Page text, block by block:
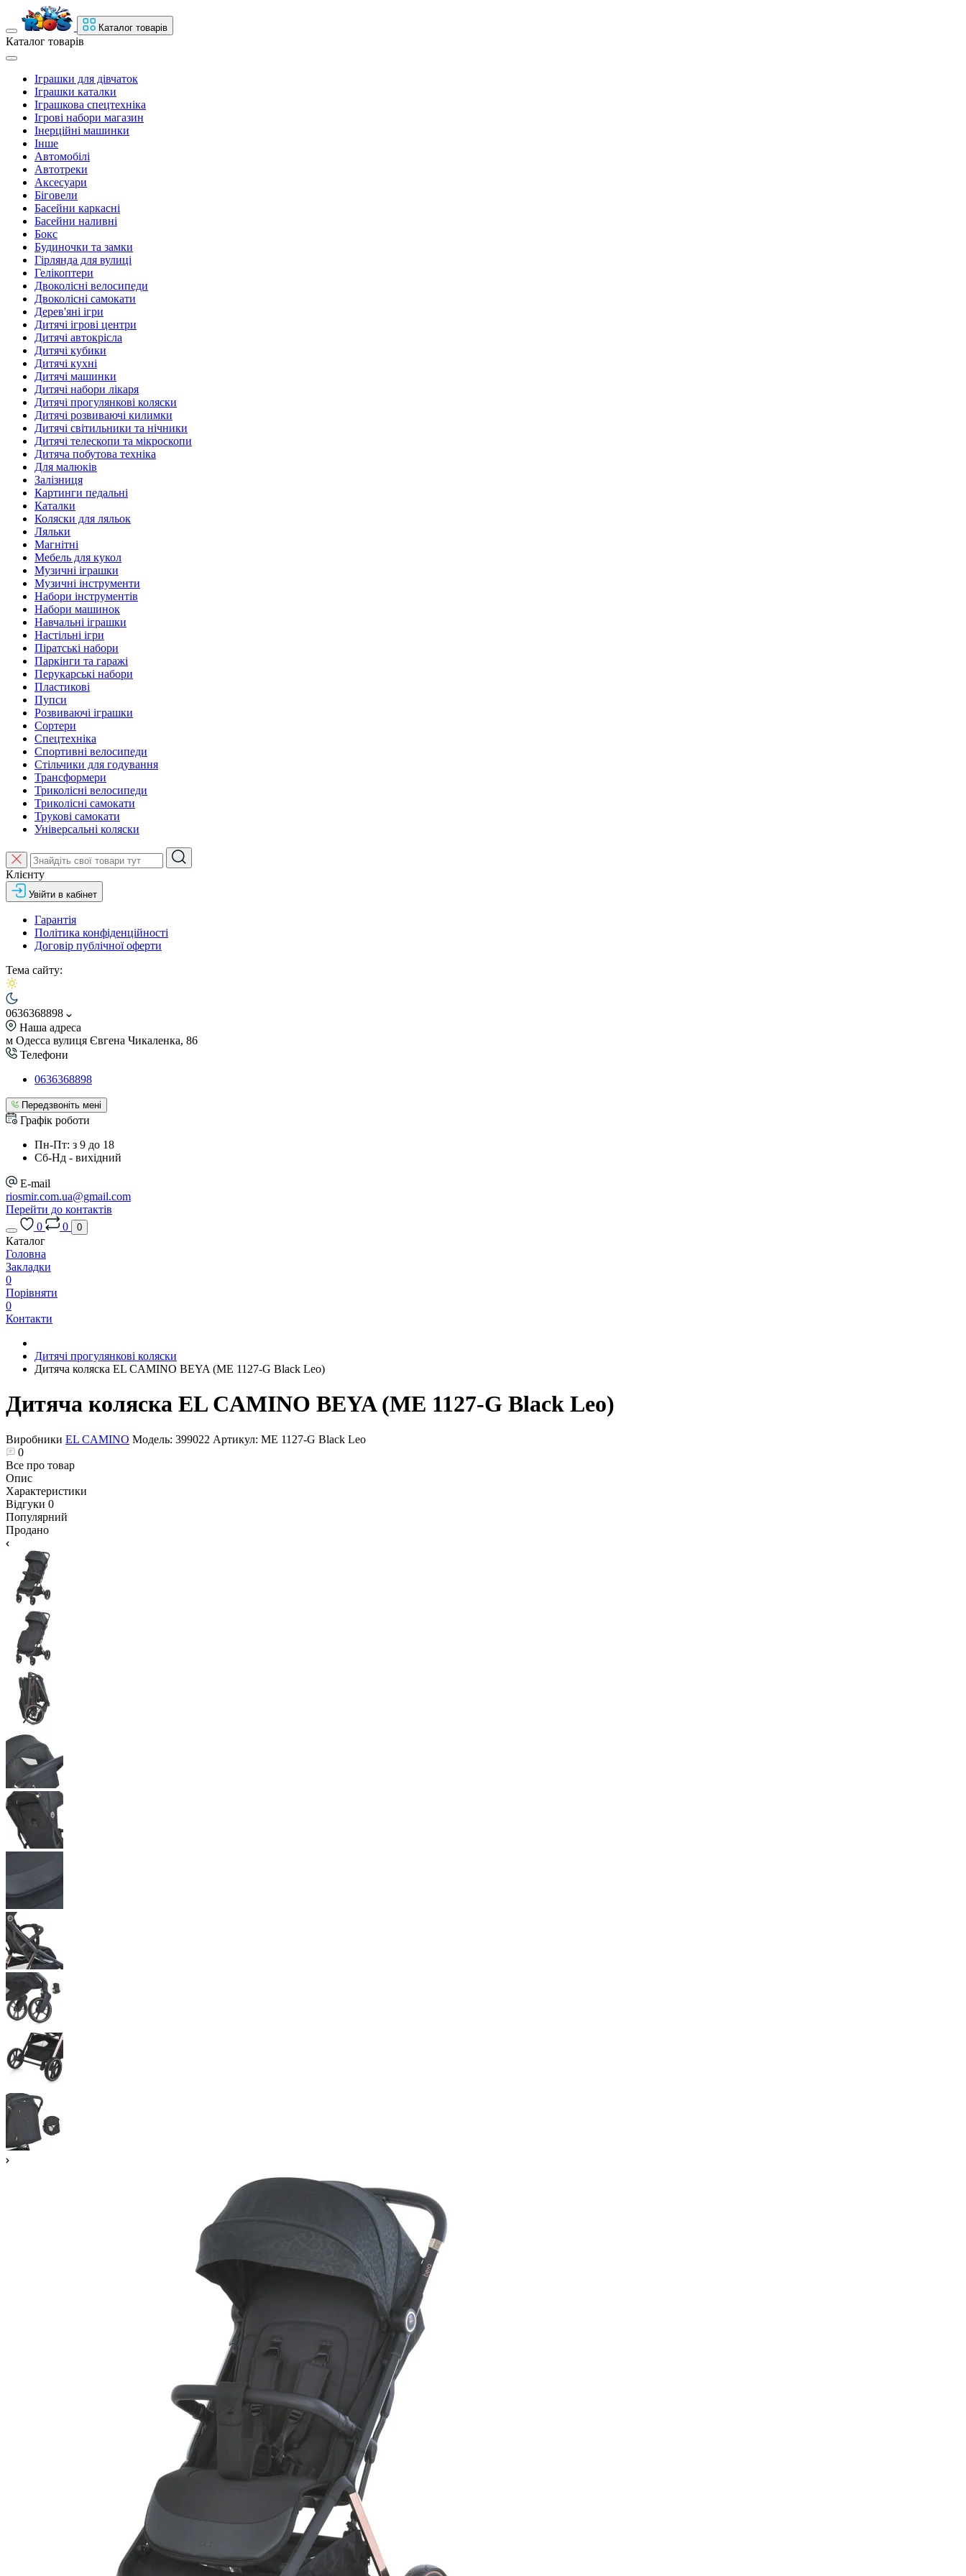
Каталог товарів
Каталог товарів
Іграшки для дівчаток
Іграшки каталки
Іграшкова спецтехніка
Ігрові набори магазин
Інерційні машинки
Інше
Автомобілі
Автотреки
Аксесуари
Біговели
Басейни каркасні
Басейни наливні
Бокс
Будиночки та замки
Гірлянда для вулиці
Гелікоптери
Двоколісні велосипеди
Двоколісні самокати
Дерев'яні ігри
Дитячі ігрові центри
Дитячі автокрісла
Дитячі кубики
Дитячі кухні
Дитячі машинки
Дитячі набори лікаря
Дитячі прогулянкові коляски
Дитячі розвиваючі килимки
Дитячі світильники та нічники
Дитячі телескопи та мікроскопи
Дитяча побутова техніка
Для малюків
Залізниця
Картинги педальні
Каталки
Коляски для ляльок
Ляльки
Магнітні
Мебель для кукол
Музичні іграшки
Музичні інструменти
Набори інструментів
Набори машинок
Навчальні іграшки
Настільні ігри
Піратські набори
Паркінги та гаражі
Перукарські набори
Пластикові
Пупси
Розвиваючі іграшки
Сортери
Спецтехніка
Спортивні велосипеди
Стільчики для годування
Трансформери
Триколісні велосипеди
Триколісні самокати
Трукові самокати
Універсальні коляски
Клієнту
Увійти в кабінет
Гарантія
Політика конфіденційності
Договір публічної оферти
Тема сайту:
0636368898
Наша адреса
м Одесса вулиця Євгена Чикаленка, 86
Телефони
0636368898
Передзвоніть мені
Графік роботи
Пн-Пт: з 9 до 18
Сб-Нд - вихідний
E-mail
riosmir.com.ua@gmail.com
Перейти до контактів
0
0 0
Каталог
Головна
Закладки
0
Порівняти
0
Контакти
Дитячі прогулянкові коляски
Дитяча коляска EL CAMINO BEYA (ME 1127-G Black Leo)
Дитяча коляска EL CAMINO BEYA (ME 1127-G Black Leo)
Виробники EL CAMINO Модель: 399022 Артикул: ME 1127-G Black Leo
0
Все про товар
Опис
Характеристики
Відгуки 0
Популярний
Продано